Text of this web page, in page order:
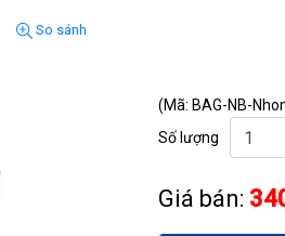
So sánh
(Mã: BAG-NB-
Số lượng
Giá bán: